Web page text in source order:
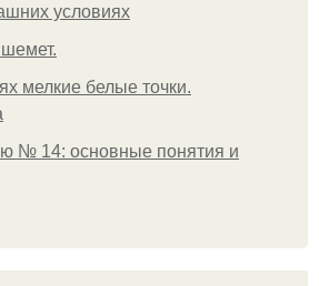
условиях
мелкие белые точки.
№ 14: основные понятия и